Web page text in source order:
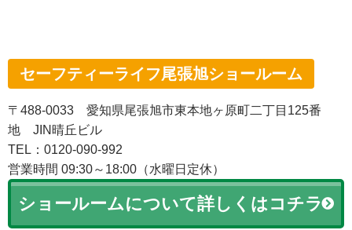
セーフティーライフ尾張旭ショールーム
〒488-0033 愛知県尾張旭市東本地ヶ原町二丁目125番
地 JIN晴丘ビル
TEL：0120-090-992
営業時間 09:30～18:00（水曜日定休）
ショールームについて詳しくはコチラ